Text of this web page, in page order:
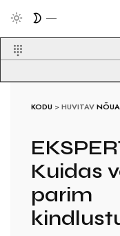
KODU >HUVITAV
Kuidas
parim